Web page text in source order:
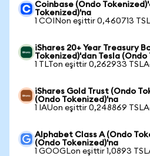
Coinbase (Ondo
Tokenized)'na
1 COINon eşittir 0,460713
iShares 20+ Year Treasury
Tokenized)'dan Tesla (Ondo
1 TLTon eşittir 0,262933
iShares Gold Trust (Ondo
(Ondo Tokenized)'na
1 IAUon eşittir 0,248869
Alphabet Class A (Ondo
(Ondo Tokenized)'na
1 GOOGLon eşittir 1,0893